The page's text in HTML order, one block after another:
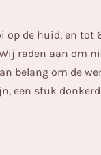
op de huid, en
raden aan om
belang om de
een stuk